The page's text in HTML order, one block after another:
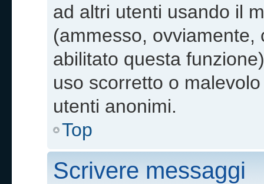
ad altri utenti usando il
(ammesso,
abilitato questa
uso scorretto o
utenti anonimi.
Top
Scrivere messaggi